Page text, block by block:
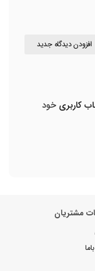
افزودن دیدگاه جدید
کاربریخود
مشتریان